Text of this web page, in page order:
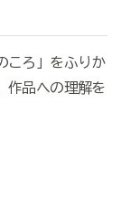
ころ」をふりか
作品への理解を